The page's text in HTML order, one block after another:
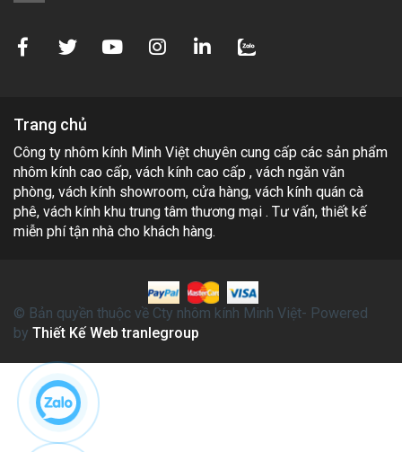
Trang chủ
Công ty nhôm kính Minh Việt chuyên cung cấp các sản phẩm
nhôm kính cao cấp, vách kính cao cấp , vách ngăn văn
phòng, vách kính showroom, cửa hàng, vách kính quán cà
phê, vách kính khu trung tâm thương mại . Tư vấn, thiết kế
miễn phí tận nhà cho khách hàng.
© Bản quyền thuộc về Cty nhôm kính Minh Việt- Powered
by Thiết Kế Web tranlegroup